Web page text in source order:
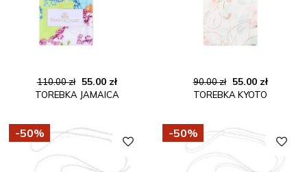
110.00zł
Pierwotna
cena
110.00 zł.
55.00 złAktualna
cena
TOREBKA JAMAICA
90.00zł
Pierwotna
cena
90.00 zł.
55.00 zł
TOREBKA KYOTO
-50% -50%